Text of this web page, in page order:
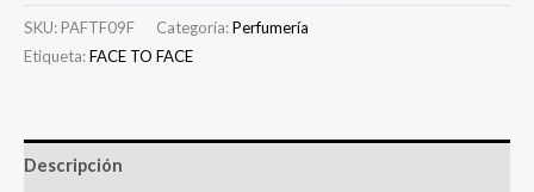
SKU: PAFTF09F Categoría:Perfumería
Etiqueta:FACE TO FACE
Descripción